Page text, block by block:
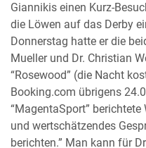
Giannikis einen Kurz-
die Löwen auf das Derby
Donnerstag hatte er die
Mueller und Dr. Christian
“Rosewood” (die Nacht
Booking.com übrigens
“MagentaSport” berichtete
und wertschätzendes
berichten.” Man kann für